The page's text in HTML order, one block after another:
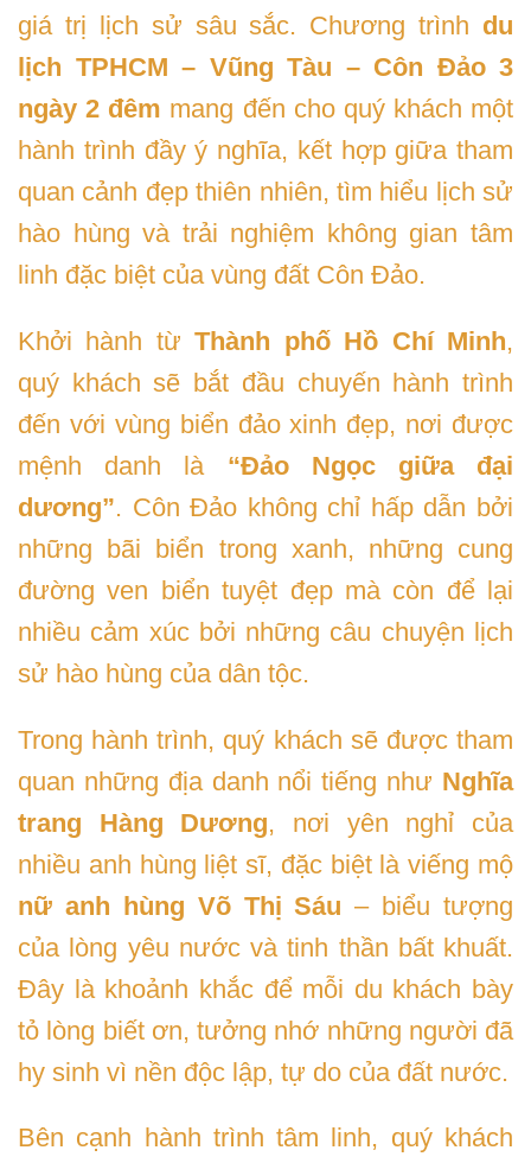
giá trị lịch sử sâu sắc. Chương trình du
lịch TPHCM – Vũng Tàu – Côn Đảo 3
ngày 2 đêm mang đến cho quý khách một
hành trình đầy ý nghĩa, kết hợp giữa tham
quan cảnh đẹp thiên nhiên, tìm hiểu lịch sử
hào hùng và trải nghiệm không gian tâm
linh đặc biệt của vùng đất Côn Đảo.
Khởi hành từThành phố Hồ Chí Minh,
quý khách sẽ bắt đầu chuyến hành trình
đến với vùng biển đảo xinh đẹp, nơi được
mệnh danh là “Đảo Ngọc giữa đại
dương”. Côn Đảo không chỉ hấp dẫn bởi
những bãi biển trong xanh, những cung
đường ven biển tuyệt đẹp mà còn để lại
nhiều cảm xúc bởi những câu chuyện lịch
sử hào hùng của dân tộc.
Trong hành trình, quý khách sẽ được tham
quan những địa danh nổi tiếng như Nghĩa
trang Hàng Dương, nơi yên nghỉ của
nhiều anh hùng liệt sĩ, đặc biệt là viếng mộ
nữ anh hùng Võ Thị Sáu – biểu tượng
của lòng yêu nước và tinh thần bất khuất.
Đây là khoảnh khắc để mỗi du khách bày
tỏ lòng biết ơn, tưởng nhớ những người đã
hy sinh vì nền độc lập, tự do của đất nước.
Bên cạnh hành trình tâm linh, quý khách